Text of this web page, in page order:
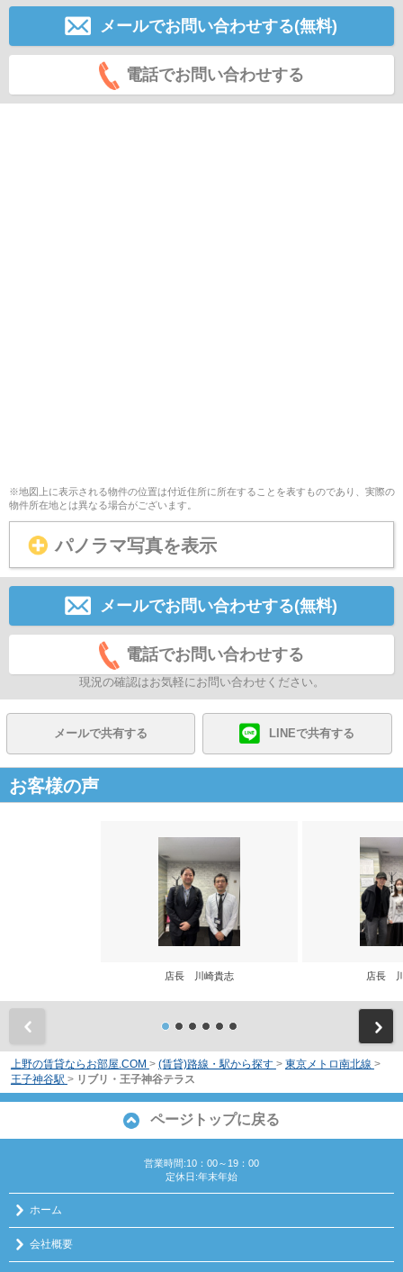
メールでお問い合わせする(無料)
電話でお問い合わせする
※地図上に表示される物件の位置は付近住所に所在することを表すものであり、実際の
物件所在地とは異なる場合がございます。
パノラマ写真を表示
メールでお問い合わせする(無料)
電話でお問い合わせする
現況の確認はお気軽にお問い合わせください。
メールで共有する LINEで共有する
お客様の声
店長 川崎貴志 店長
上野の賃貸ならお部屋.COM > (賃貸)路線・駅から探す > 東京メトロ南北線 >
王子神谷駅 > リブリ・王子神谷テラス
ページトップに戻る
営業時間:10：00～19：00
定休日:年末年始
ホーム
会社概要